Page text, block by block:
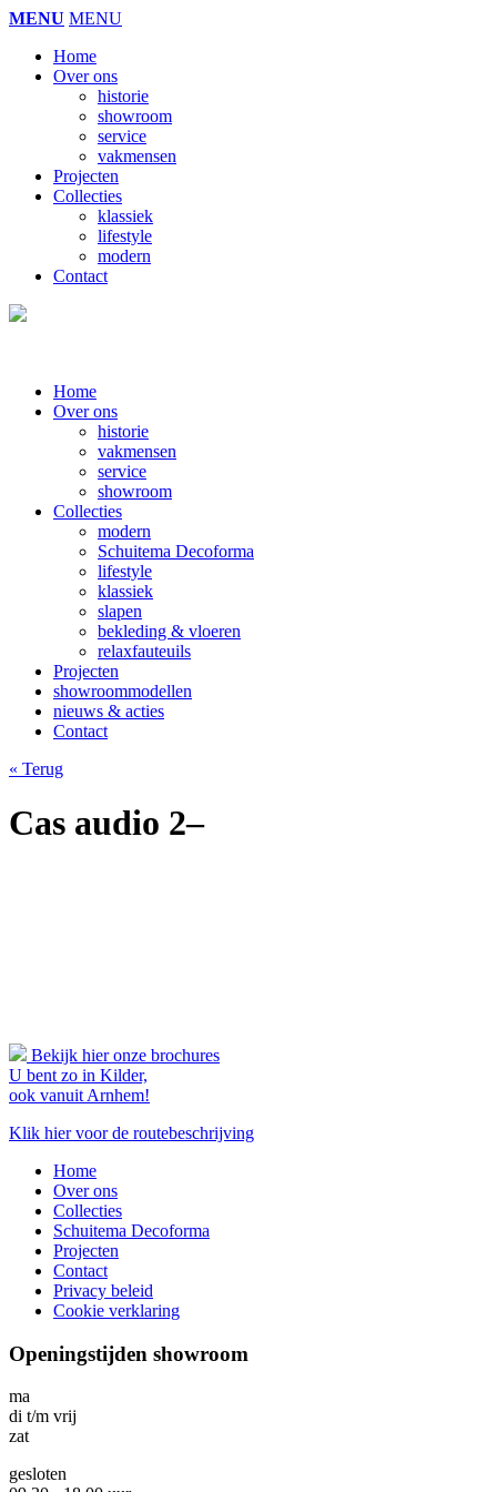
MENU MENU
Home
Over ons
historie
showroom
service
vakmensen
Projecten
Collecties
klassiek
lifestyle
modern
Contact
Home
Over ons
historie
vakmensen
service
showroom
Collecties
modern
Schuitema Decoforma
lifestyle
klassiek
slapen
bekleding & vloeren
relaxfauteuils
Projecten
showroommodellen
nieuws & acties
Contact
« Terug
Cas audio 2–
Bekijk hier onze brochures
U bent zo in Kilder,
ook vanuit Arnhem!
Klik hier voor de routebeschrijving
Home
Over ons
Collecties
Schuitema Decoforma
Projecten
Contact
Privacy beleid
Cookie verklaring
Openingstijden showroom
ma
di t/m vrij
zat
gesloten